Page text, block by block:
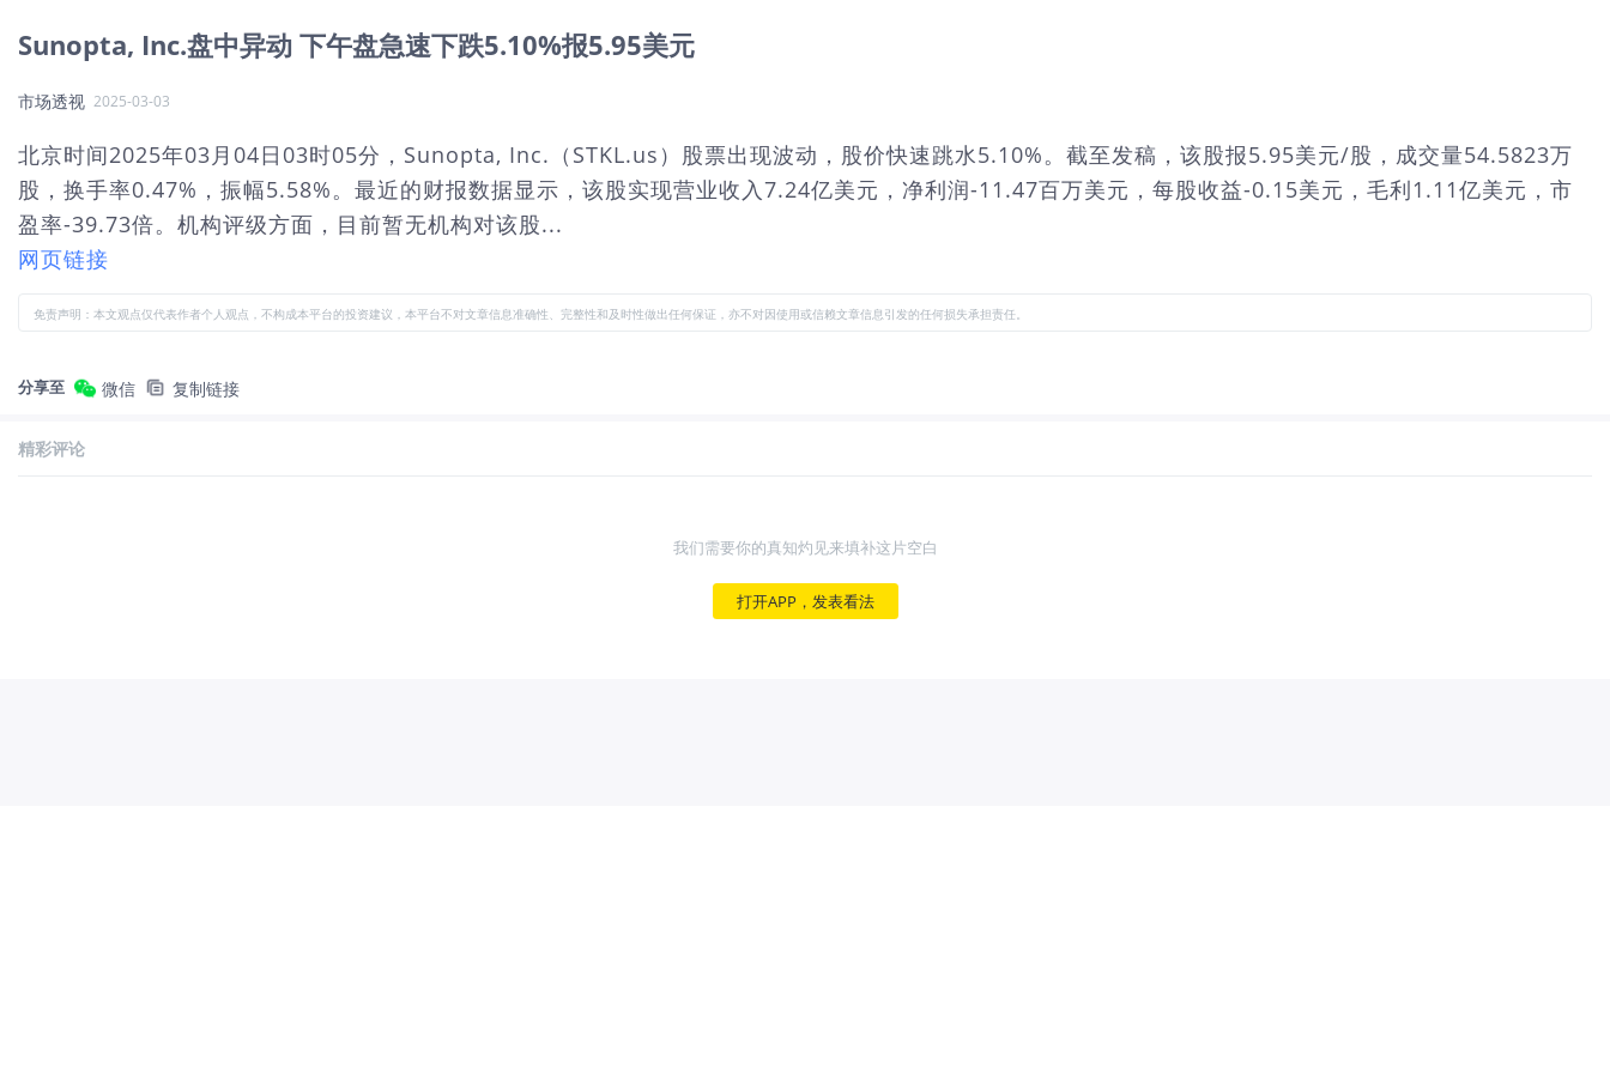
Sunopta, Inc.盘中异动 下午盘急速下跌5.10%报5.95美元
市场透视 2025-03-03
北京时间2025年03月04日03时05分，Sunopta, Inc.（STKL.us）股票出现波动，股价快速跳水5.10%。截至发稿，该股报5.95美元/股，成交量54.5823万
股，换手率0.47%，振幅5.58%。最近的财报数据显示，该股实现营业收入7.24亿美元，净利润-11.47百万美元，每股收益-0.15美元，毛利1.11亿美元，市
盈率-39.73倍。机构评级方面，目前暂无机构对该股...
网页链接
免责声明：本文观点仅代表作者个人观点，不构成本平台的投资建议，本平台不对文章信息准确性、完整性和及时性做出任何保证，亦不对因使用或信赖文章信息引发的任何损失承担责任。
分享至 微信 复制链接
精彩评论
我们需要你的真知灼见来填补这片空白
打开APP，发表看法